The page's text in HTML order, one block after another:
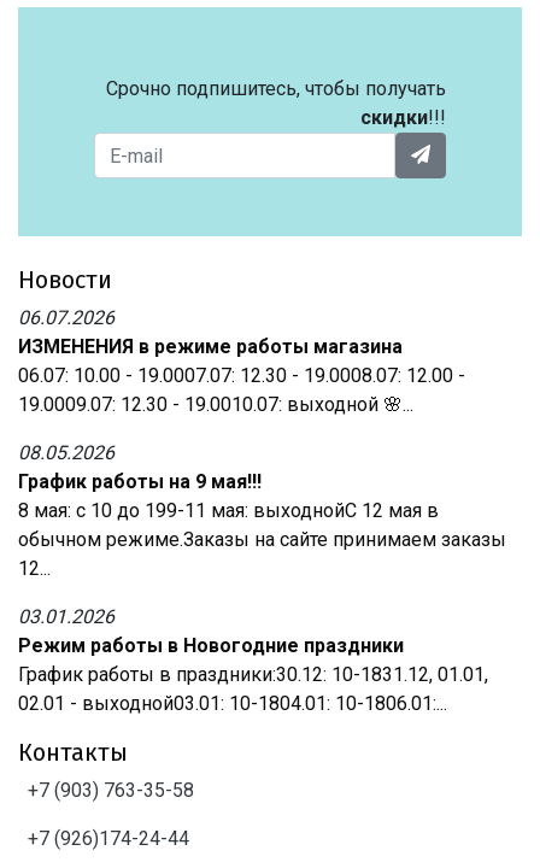
Срочно подпишитесь, чтобы получать
скидки!!!
Новости
06.07.2026
ИЗМЕНЕНИЯ в режиме работы магазина
06.07: 10.00 - 19.0007.07: 12.30 - 19.0008.07: 12.00 -
19.0009.07: 12.30 - 19.0010.07: выходной 🌸...
08.05.2026
График работы на 9 мая!!!
8 мая: с 10 до 199-11 мая: выходнойС 12 мая в
обычном режиме.Заказы на сайте принимаем заказы
12...
03.01.2026
Режим работы в Новогодние праздники
График работы в праздники:30.12: 10-1831.12, 01.01,
02.01 - выходной03.01: 10-1804.01: 10-1806.01:...
Контакты
+7 (903) 763-35-58
+7 (926)174-24-44